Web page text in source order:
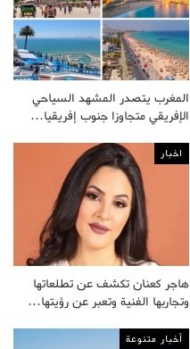
المغرب يتصدر المشهد السياحي
الإفريقي متجاوزا جنوب إفريقيا…
اخبار
هاجر كعنان تكشف عن تطلعاتها
وتجاربها الفنية وتعبر عن رؤيتها…
أخبار متنوعة